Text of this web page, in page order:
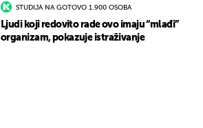
STUDIJA NA GOTOVO 1.900 OSOBA
Ljudi koji redovito rade ovo imaju “mlađi”
organizam, pokazuje istraživanje